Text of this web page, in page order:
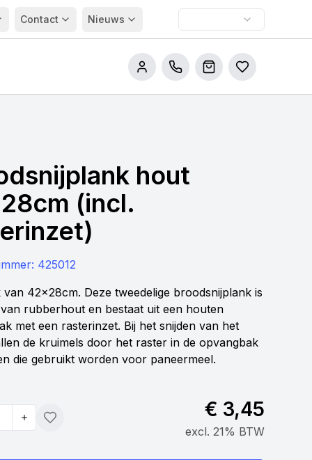
Contact Nieuws
Bel onsWinkelwagen
Bestellijsten
hout
(incl.
425012
van 42x28cm. Deze tweedelige broodsnijplank is
rubberhout en bestaat uit een houten
met een rasterinzet. Bij het snijden van het
de kruimels door het raster in de opvangbak
die gebruikt worden voor paneermeel.
Toevoegen
€ 3,45
excl. 21% BTW